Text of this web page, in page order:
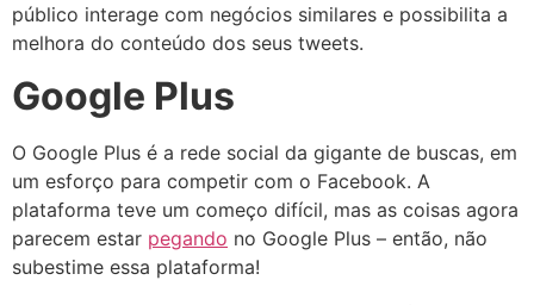
público interage com negócios similares e possibilita a
melhora do conteúdo dos seus tweets.
Google Plus
O Google Plus é a rede social da gigante de buscas, em
um esforço para competir com o Facebook. A
plataforma teve um começo difícil, mas as coisas agora
parecem estar pegando no Google Plus – então, não
subestime essa plataforma!